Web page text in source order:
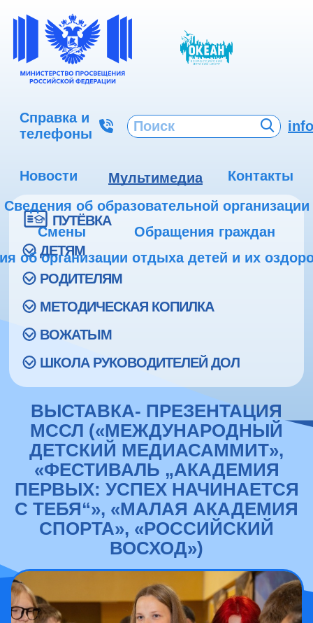
Справка и
телефоны
Новости Мультимедиа
Контакты
Сведения об образовательной организации
Смены
Обращения граждан
об организации отдыха детей и их
ПУТЁВКА
ДЕТЯМ
РОДИТЕЛЯМ
МЕТОДИЧЕСКАЯ КОПИЛКА
ВОЖАТЫМ
ШКОЛА РУКОВОДИТЕЛЕЙ ДОЛ
ВЫСТАВКА- ПРЕЗЕНТАЦИЯ
МССЛ («МЕЖДУНАРОДНЫЙ
ДЕТСКИЙ МЕДИАСАММИТ»,
«ФЕСТИВАЛЬ „АКАДЕМИЯ
ПЕРВЫХ: УСПЕХ НАЧИНАЕТСЯ
С ТЕБЯ“», «МАЛАЯ АКАДЕМИЯ
СПОРТА», «РОССИЙСКИЙ
ВОСХОД»)